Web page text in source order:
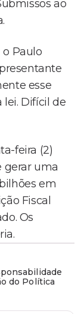
ao
Paulo
esse
lei. Difícil de
feira (2)
gerar uma
em
Fiscal
Os
do Política